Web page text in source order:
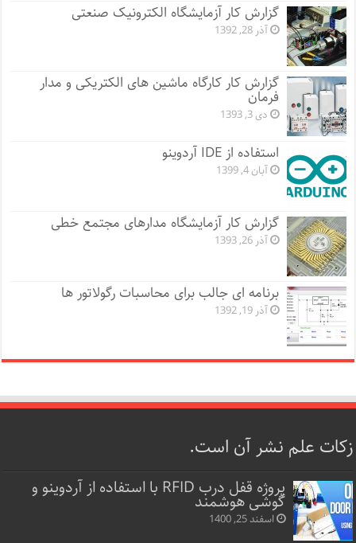
گزارش کار آزمایشگاه الکترونیک صنعتی
آذر 28, 1392
گزارش کار کارگاه ماشین های الکتریکی و مدار
فرمان
دی 3, 1393
استفاده از IDE آردوینو
آبان 4, 1399
گزارش کار آزمایشگاه مدارهای مجتمع خطی
آذر 26, 1393
برنامه ای جالب برای محاسبات رگولاتور ها
آذر 19, 1392
زکات علم نشر آن است.
پروژه قفل‌ درب RFID با استفاده از آردوینو و
گوشی هوشمند
اسفند 25, 1400